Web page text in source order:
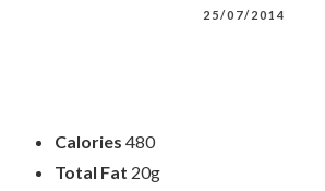
25/07/2014
Calories 480
Total Fat 20g